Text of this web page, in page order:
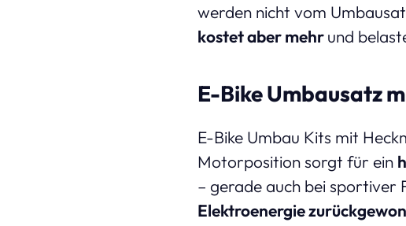
werden nicht vom
kostet aber mehrund
E-Bike Umbausatz
E-Bike Umbau Kits mit
Motorposition sorgt für ein
– gerade auch bei sportiver
Elektroenergie